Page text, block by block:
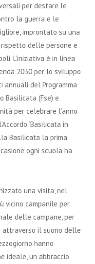
per destare le
la guerra e le
improntato su una
rispetto delle persone e
L’iniziativa è in linea
2030 per lo sviluppo
annuali del Programma
Basilicata (Fse) e
per celebrare l’anno
‘Basilicata in
Basilicata la prima
ogni scuola ha
una visita, nel
vicino campanile per
delle campane, per
attraverso il suono delle
hanno
ideale, un abbraccio